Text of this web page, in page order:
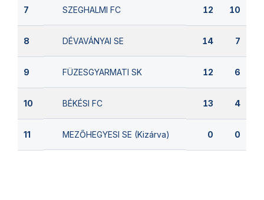
7 SZEGHALMI FC 12 10
8 DÉVAVÁNYAI SE 14 7
9 FÜZESGYARMATI SK 12 6
10 BÉKÉSI FC 13 4
11 MEZŐHEGYESI SE (Kizárva) 0 0